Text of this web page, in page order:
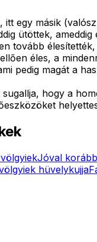
egy másik
ütöttek,
tovább
éles, a
pedig magát a
hogy a
Jóval
hüvelykujja